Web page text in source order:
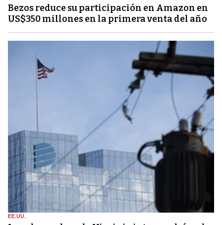
Bezos reduce su participación en Amazon en
US$350 millones en la primera venta del año
EE.UU.